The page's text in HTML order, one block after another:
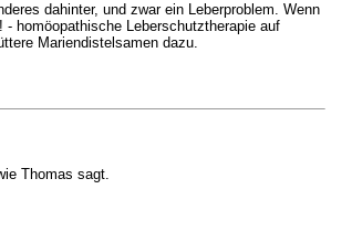
dahinter, und zwar ein Leberproblem. Wenn
homöopathische Leberschutztherapie auf
Mariendistelsamen dazu.
Thomas sagt.